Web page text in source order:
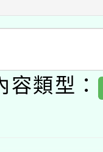
師名單
學軟體
會函釋公
類型：